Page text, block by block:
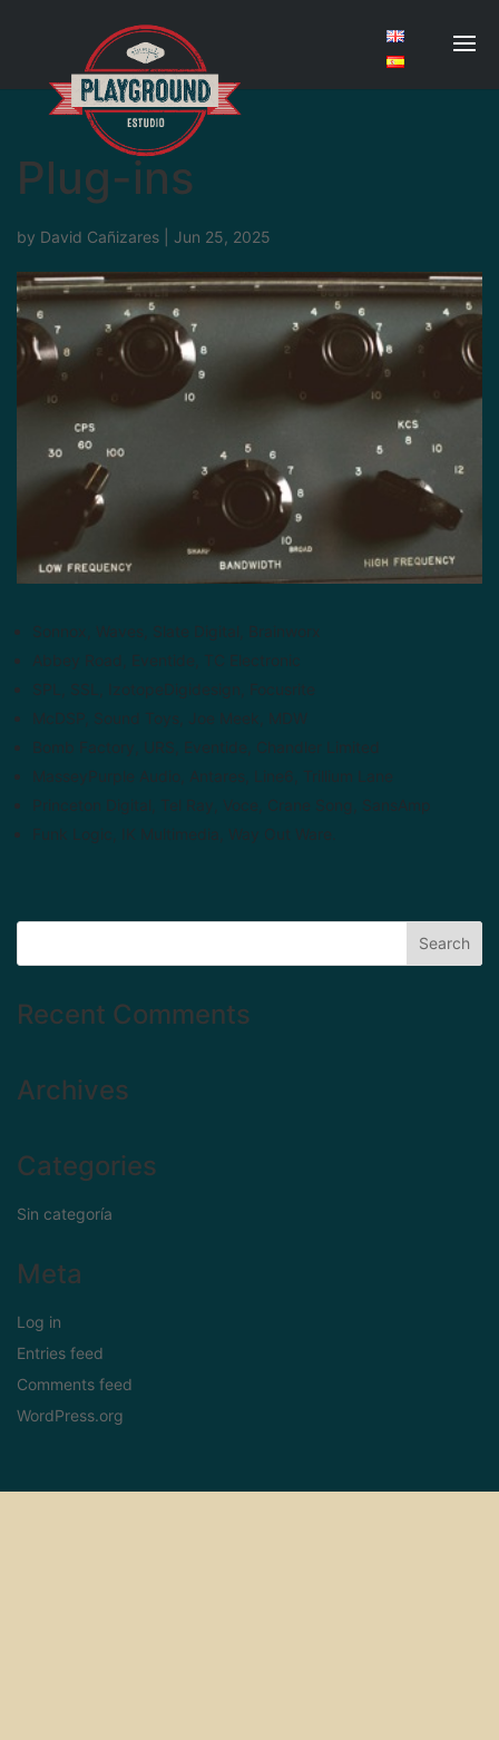
Plug-ins
by David Cañizares Jun 25, 2025
Sonnox, Waves, Slate Digital, Brainworx
Abbey Road, Eventide, TC Electronic
SPL, SSL, IzotopeDigidesign, Focusrite
McDSP, Sound Toys, Joe Meek, MDW
Bomb Factory, URS, Eventide, Chandler Limited
MasseyPurple Audio, Antares, Line6, Trillium Lane
Princeton Digital, Tel Ray, Voce, Crane Song, SansAmp
Funk Logic, IK Multimedia, Way Out Ware.
Recent Comments
Archives
Categories
Sin categoría
Meta
Log in
Entries feed
Comments feed
WordPress.org